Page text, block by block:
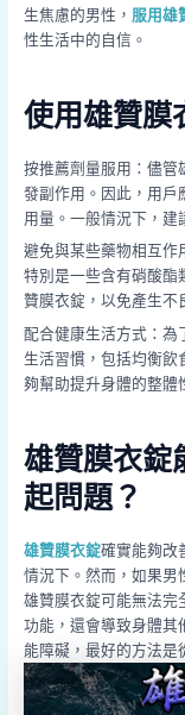
生焦慮的男性， 服用雄
性生活中的自信。
使用雄贊膜
按推薦劑量服用：儘管
發副作用。因此，用戶
用量。一般情況下，建
避免與某些藥物相互作
特別是一些含有硝酸酯
贊膜衣錠，以免產生不
配合健康生活方式：為
生活習慣，包括均衡飲
夠幫助提升身體的整體
雄贊膜衣錠
起問題？
雄贊膜衣錠確實能夠改
情況下。然而，如果男
雄贊膜衣錠可能無法完
功能，還會導致身體其
能障礙，最好的方法是